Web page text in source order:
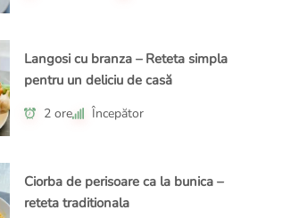
Langosi cu branza – Reteta simpla
pentru un deliciu de casă
2 ore Începător
Ciorba de perisoare ca la bunica –
reteta traditionala